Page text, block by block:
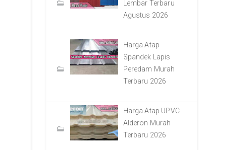
Lembar Terbaru
Agustus 2026
Harga Atap
Spandek Lapis
Peredam Murah
Terbaru 2026
Harga Atap UPVC
Alderon Murah
Terbaru 2026